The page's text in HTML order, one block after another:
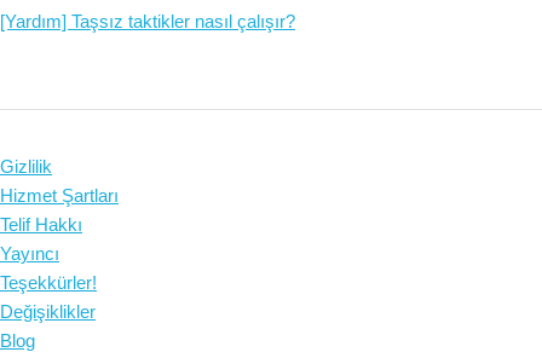
[Yardım] Taşsız taktikler nasıl çalışır?
Gizlilik
Hizmet Şartları
Telif Hakkı
Yayıncı
Teşekkürler!
Değişiklikler
Blog